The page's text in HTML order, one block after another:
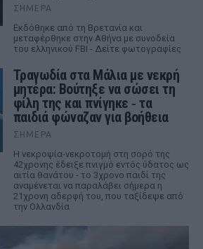
ΣΉΜΕΡΑ
Εκδόθηκε από τη Βρετανία και
μεταφέρθηκε στην Αθήνα με συνοδεία
του ελληνικού FBI - Δείτε φωτογραφίες
Τραγωδία στα Μάλια με νεκρή
μητέρα: Βούτηξε να σώσει τη
φίλη της και πνίγηκε ‑ τα
παιδιά φώναζαν για βοήθεια
ΣΉΜΕΡΑ
Η νεκροψία-νεκροτομή στη σορό της
42χρονης έδειξε πνιγμό εντός ύδατος ως
αιτία θανάτου - το 3χρονο παιδί της
αναμένεται να παραλάβει σήμερα η
21χρονη αδερφή του, που ταξίδεψε από
την Ολλανδία